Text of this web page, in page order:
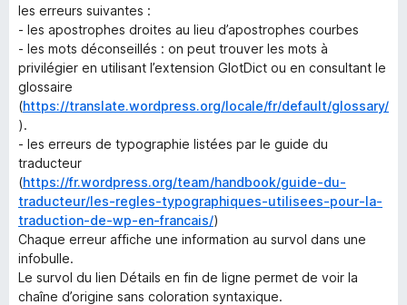
les erreurs suivantes :
- les apostrophes droites au lieu d’apostrophes courbes
- les mots déconseillés : on peut trouver les mots à
privilégier en utilisant l’extension GlotDict ou en consultant le
glossaire
(https://translate.wordpress.org/locale/fr/default/glossary/
).
- les erreurs de typographie listées par le guide du
traducteur
(https://fr.wordpress.org/team/handbook/guide-du-
traducteur/les-regles-typographiques-utilisees-pour-la-
traduction-de-wp-en-francais/)
Chaque erreur affiche une information au survol dans une
infobulle.
Le survol du lien Détails en fin de ligne permet de voir la
chaîne d’origine sans coloration syntaxique.